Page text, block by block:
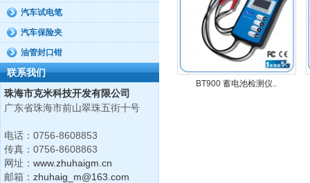
BT900 蓄电池检测仪..
汽车试电笔
汽车保险夹
油管封口钳
联系我们
珠海市克米科技开发有限公司
广东省珠海市前山翠珠五街十号
电话：0756-8608853
传真：0756-8608863
网址： www.zhuhaigm.cn
邮箱： zhuhaig_m@163.com